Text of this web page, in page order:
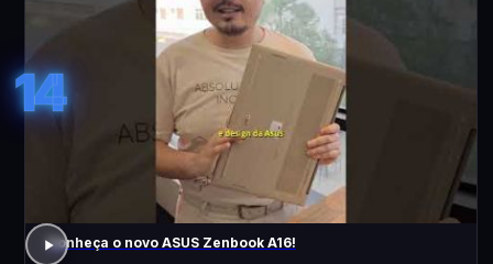
14
Conheça o novo ASUS Zenbook A16!